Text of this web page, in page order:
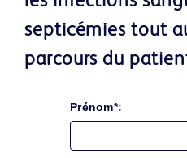
septicémies tout
parcours du
Prénom*: